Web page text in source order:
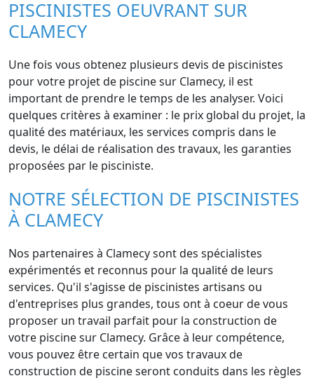
PISCINISTES OEUVRANT SUR
CLAMECY
Une fois vous obtenez plusieurs devis de piscinistes
pour votre projet de piscine sur Clamecy, il est
important de prendre le temps de les analyser. Voici
quelques critères à examiner : le prix global du projet, la
qualité des matériaux, les services compris dans le
devis, le délai de réalisation des travaux, les garanties
proposées par le pisciniste.
NOTRE SÉLECTION DE PISCINISTES
À CLAMECY
Nos partenaires à Clamecy sont des spécialistes
expérimentés et reconnus pour la qualité de leurs
services. Qu'il s'agisse de piscinistes artisans ou
d'entreprises plus grandes, tous ont à coeur de vous
proposer un travail parfait pour la construction de
votre piscine sur Clamecy. Grâce à leur compétence,
vous pouvez être certain que vos travaux de
construction de piscine seront conduits dans les règles